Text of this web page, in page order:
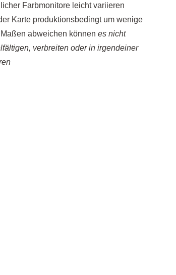
Farbmonitore leicht variieren
Karte produktionsbedingt um wenige
abweichen können es nicht
verbreiten oder in irgendeiner